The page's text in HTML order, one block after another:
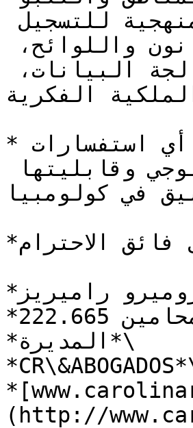
الفكرية.*
*وأخيرًا، سأكون مستعدًا للتعامل مع أي استفسارات
في كولومبيا.*
*وتفضلوا بقبول فائق الاحترام،*
*كارولينا روميرو راميريز*\
*رقم القيد في نقابة المحامين 222.665*\
*المديرة*\
(http://